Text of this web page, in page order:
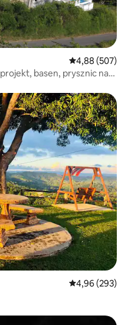
Średnia
4,88 (507)
basen, prysznic na
gości
Średnia
4,96 (293)